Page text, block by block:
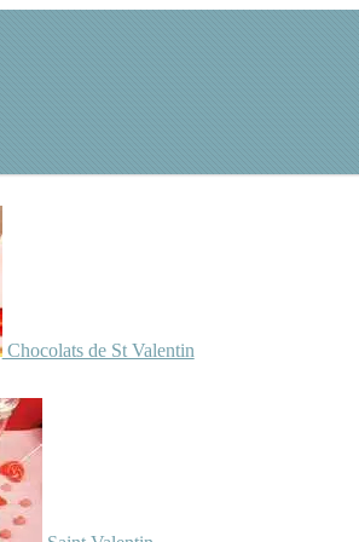
Chocolats de St Valentin